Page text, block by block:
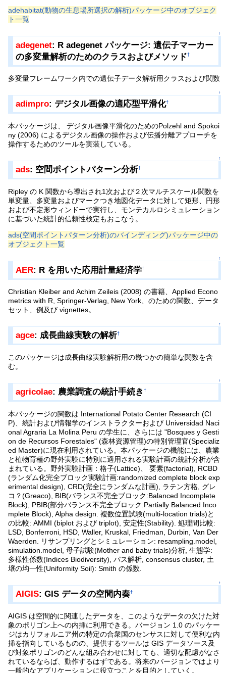
adehabitat(動物の生息場所選択の解析)パッケージ中のオブジェク
ト一覧
↑
adegenet: R adegenet パッケージ: 遺伝子マーカー
の多変量解析のためのクラスおよびメソッド†
多変量フレームワーク内での遺伝子データ解析用クラスおよび関数
↑
adimpro: デジタル画像の適応型平滑化†
本パッケージは、 デジタル画像平滑化のためのPolzehl and Spokoi
ny (2006) によるデジタル画像の操作および伝播分離アプローチを
操作するためのツールを実装している。
↑
ads: 空間ポイントパターン分析†
Ripley の K 関数から導出され1次および２次マルチスケール関数を
単変量、多変量およびマークつき地図化データに対して矩形、円形
および不定形ウィンドーで実行し、モンテカルロシミュレーション
に基づいた統計的信頼性検定もおこなう。
ads(空間ポイントパターン分析)のバインディング)パッケージ中の
オブジェクト一覧
↑
AER: R を用いた応用計量経済学†
Christian Kleiber and Achim Zeileis (2008) の書籍、Applied Econo
metrics with R, Springer-Verlag, New York、のための関数、データ
セット、例及び vignettes。
↑
agce: 成長曲線実験の解析†
このパッケージは成長曲線実験解析用の幾つかの簡単な関数を含
む。
↑
agricolae: 農業調査の統計手続き†
本パッケージの関数は International Potato Center Research (CI
P)、統計および情報学のインストラクターおよび Universidad Naci
onal Agraria La Molina Peru の学生に、さらには "Bosques y Gesti
on de Recursos Forestales" (森林資源管理)の特別管理官(Specializ
ed Master)に現在利用されている。本パッケージの機能には、農業
と植物育種の野外実験に特別に適用される実験計画の統計分析が含
まれている。野外実験計画：格子(Lattice)、 要素(factorial), RCBD
(ランダム化完全ブロック実験計画:randomized complete block exp
erimental design), CRD(完全にランダムな計画), ラテン方格, グレ
コ？(Greaco), BIB(バランス不完全ブロック:Balanced Incomplete
Block), PBIB(部分バランス不完全ブロック:Partially Balanced Inco
mplete Block), Alpha design. 複数位置試験(multi-location trials)と
の比較: AMMI (biplot および triplot), 安定性(Stability). 処理間比較:
LSD, Bonferroni, HSD, Waller, Kruskal, Friedman, Durbin, Van Der
Waerden. リサンプリングとシミュレーション: resampling.model,
simulation.model, 母子試験(Mother and baby trials)分析, 生態学:
多様性係数(Indices Biodiversity), パス解析, consensus cluster, 土
壌の均一性(Uniformity Soil): Smith の係数.
↑
AIGIS: GIS データの空間内奏†
AIGIS は空間的に関連したデータを、このようなデータの欠けた対
象のポリゴン上への内挿に利用できる。バージョン 1.0 のパッケー
ジはカリフォルニア州の特定の合衆国のセンサスに対して便利な内
挿を指向しているものの、提供するツールは GIS データソース及
び対象ポリゴンのどんな組み合わせに対しても、適切な配慮がなさ
れているならば、動作するはずである。将来のバージョンではより
一般的なアプリケーションに役立つことを目的としていく。